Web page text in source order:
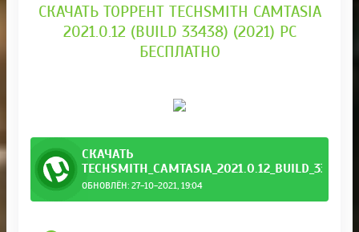
СКАЧАТЬ ТОРРЕНТ TECHSMITH CAMTASIA
2021.0.12 (BUILD 33438) (2021) PC
БЕСПЛАТНО
СКАЧАТЬ
ОБНОВЛЁН: 27-10-2021, 19:04